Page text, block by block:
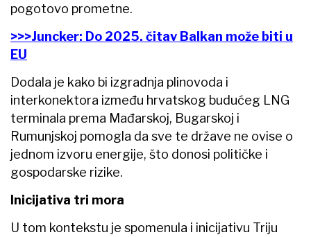
pogotovo prometne.
>>>Juncker: Do 2025. čitav Balkan može biti u
EU
Dodala je kako bi izgradnja plinovoda i
interkonektora između hrvatskog budućeg LNG
terminala prema Mađarskoj, Bugarskoj i
Rumunjskoj pomogla da sve te države ne ovise o
jednom izvoru energije, što donosi političke i
gospodarske rizike.
Inicijativa tri mora
U tom kontekstu je spomenula i inicijativu Triju